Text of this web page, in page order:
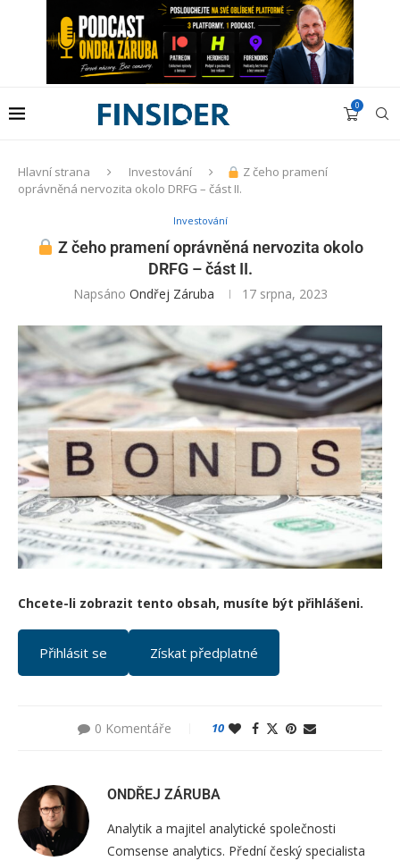
0
Hlavní strana Investování
Z čeho pramení
oprávněná nervozita okolo DRFG – část II.
Investování
Z čeho pramení oprávněná nervozita okolo
DRFG – část II.
Napsáno Ondřej Záruba 17 srpna, 2023
Chcete-li zobrazit tento obsah, musíte být přihlášeni.
Přihlásit se Získat předplatné
0 Komentáře 10
ONDŘEJ ZÁRUBA
Analytik a majitel analytické společnosti
Comsense analytics. Přední český specialista